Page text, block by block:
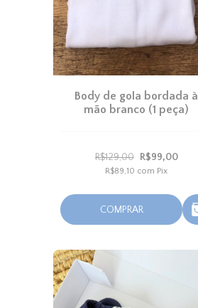
Body de gola bordada à
mão branco (1 peça)
R$129,00 R$99,00
R$89,10 com Pix
COMPRAR